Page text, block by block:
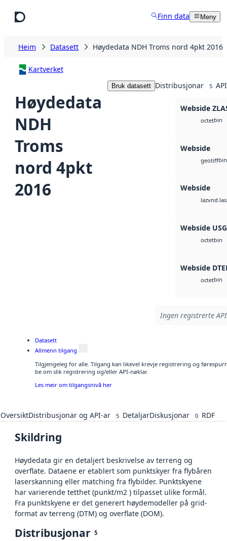
Finn data Meny
Heim Datasett Høydedata NDH Troms nord 4pkt 2016
Kartverket
Høydedata
NDH
Troms
nord 4pkt
2016
Bruk datasett Distribusjonar 5
Webside
octetbin
Webside
geotiffbin
Webside
laz
Webside
octetbin
Webside
octetbin
Ingen registrerte
Datasett
Allmenn tilgang
Tilgjengeleg for alle. Tilgang kan likevel krevje registrering og
be om slik registrering og/eller API-nøklar.
Les meir om tilgangsnivå her
OversiktDistribusjonar og API-ar 5 DetaljarDiskusjonar 0 RDF
Skildring
Høydedata gir en detaljert beskrivelse av terreng og
overflate. Dataene er etablert som punktskyer fra flybåren
laserskanning eller matching fra flybilder. Punktskyene
har varierende tetthet (punkt/m2 ) tilpasset ulike formål.
Fra punktskyene er det generert høydemodeller på grid-
format av terreng (DTM) og overflate (DOM).
Distribusjonar 5